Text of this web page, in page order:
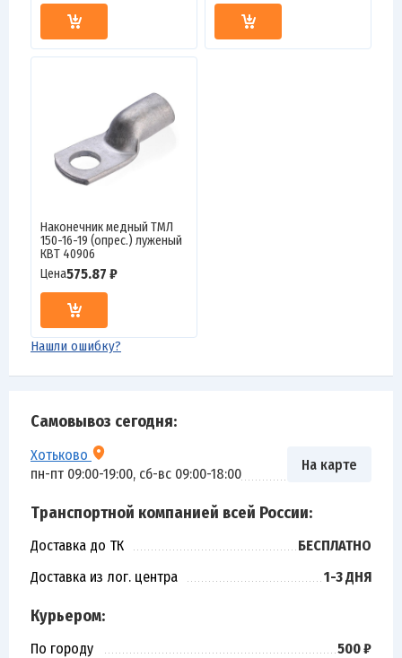
Самовывоз сегодня:
Хотьково
пн-пт 09:00-19:00, сб-вс 09:00-18:00
На карте
Транспортной компанией всей России:
Доставка до ТК
БЕСПЛАТНО
Доставка из лог. центра
1-3 ДНЯ
Курьером:
По городу 500 ₽
Наконечник медный ТМЛ
150-16-19 (опрес.) луженый
КВТ 40906
Цена575.87 ₽
Нашли ошибку?